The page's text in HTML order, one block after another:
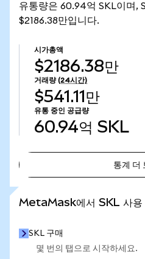
유통량은 60.94억 SKL이며,
$2186.38만입니다.
시가총액
$2186.38만
거래량 (24시간)
$541.11만
유통 중인 공급량
60.94억 SKL
통계 더
MetaMask에서 SKL 사용
SKL 구매
몇 번의 탭으로 시작하세요.